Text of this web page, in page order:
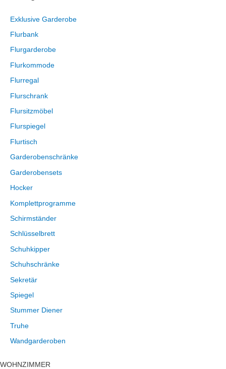
Exklusive Garderobe
Flurbank
Flurgarderobe
Flurkommode
Flurregal
Flurschrank
Flursitzmöbel
Flurspiegel
Flurtisch
Garderobenschränke
Garderobensets
Hocker
Komplettprogramme
Schirmständer
Schlüsselbrett
Schuhkipper
Schuhschränke
Sekretär
Spiegel
Stummer Diener
Truhe
Wandgarderoben
WOHNZIMMER